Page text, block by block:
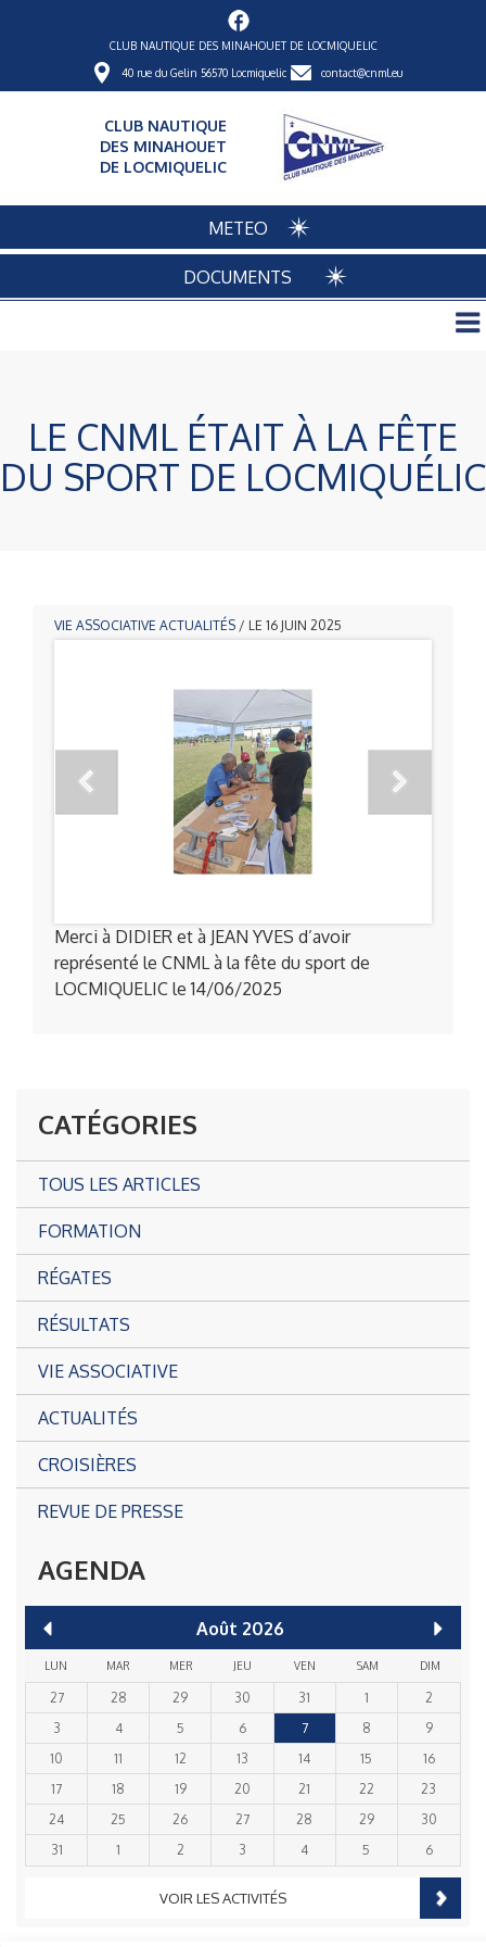
CLUB NAUTIQUE DES MINAHOUET DE LOCMIQUELIC
40 rue du Gelin 56570 Locmiquelic contact@cnml.eu
CLUB NAUTIQUE
DES MINAHOUET
DE LOCMIQUELIC
METEO
DOCUMENTS
LE CNML ÉTAIT À LA FÊTE
DU SPORT DE LOCMIQUÉLIC
VIE ASSOCIATIVE ACTUALITÉS / LE 16 JUIN 2025
Merci à DIDIER et à JEAN YVES d’avoir
représenté le CNML à la fête du sport de
LOCMIQUELIC le 14/06/2025
CATÉGORIES
TOUS LES ARTICLES
FORMATION
RÉGATES
RÉSULTATS
VIE ASSOCIATIVE
ACTUALITÉS
CROISIÈRES
REVUE DE PRESSE
AGENDA
Août 2026
LUN MAR MER JEU VEN SAM DIM
27 28 29 30 31 1
2
3
4 5 6 7 8
9
10
11 12 13 14 15
16
17
18 19 20 21 22
23
24
25 26 27 28 29
30
31
1 2 3 4 5 6
VOIR LES ACTIVITÉS